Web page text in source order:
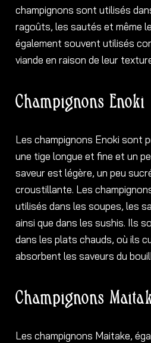
champignons sont utilisés
ragoûts, les sautés et même
également souvent utilisés
viande en raison de leur
Champignons Enoki
Les champignons Enoki sont
une tige longue et fine et un
saveur est légère, un peu
croustillante. Les
utilisés dans les soupes, les
ainsi que dans les sushis. Ils
dans les plats chauds, où ils
absorbent les saveurs du
Champignons
Les champignons Maitake,